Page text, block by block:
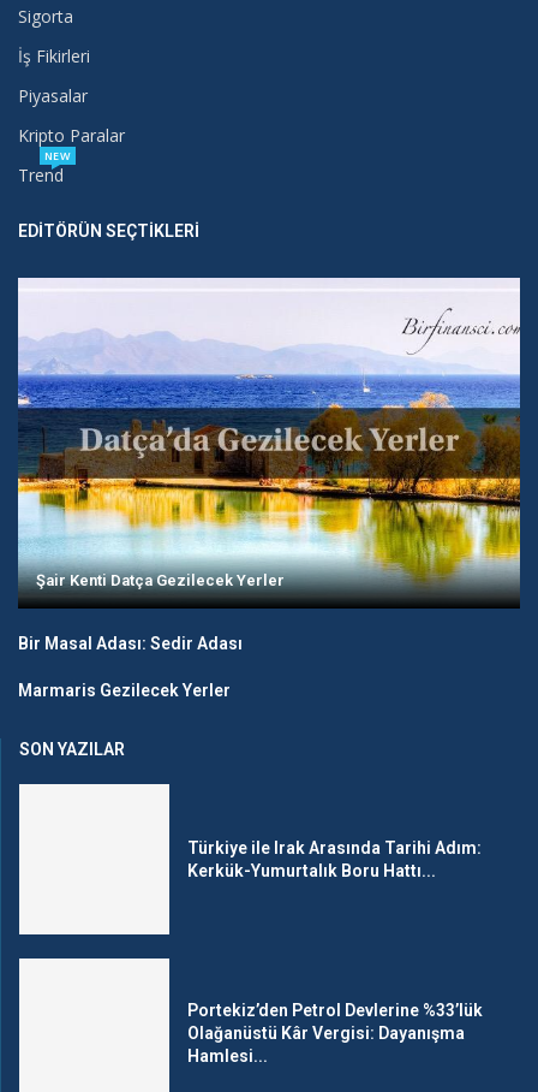
Sigorta
İş Fikirleri
Piyasalar
Kripto Paralar
Trend
NEW
EDITÖRÜN SEÇTIKLERI
Şair Kenti Datça Gezilecek Yerler
Bir Masal Adası: Sedir Adası
Marmaris Gezilecek Yerler
SON YAZILAR
Türkiye ile Irak Arasında Tarihi Adım:
Kerkük-Yumurtalık Boru Hattı...
Portekiz’den Petrol Devlerine %33’lük
Olağanüstü Kâr Vergisi: Dayanışma
Hamlesi...